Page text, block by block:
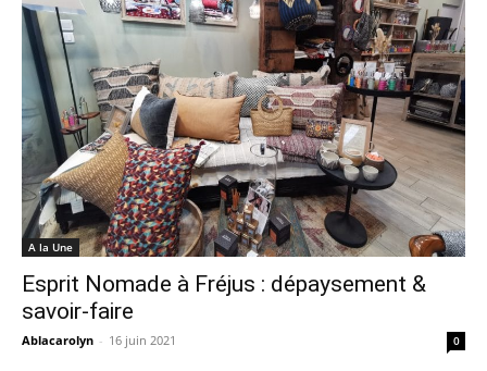
A la Une
Esprit Nomade à Fréjus : dépaysement &
savoir-faire
Ablacarolyn - 16 juin 2021 0